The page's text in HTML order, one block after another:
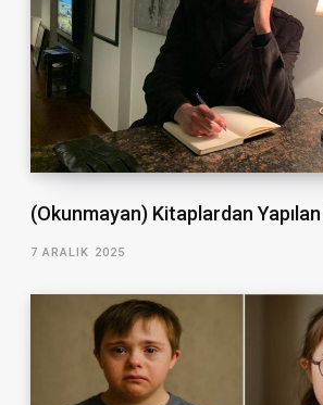
(Okunmayan) Kitaplardan Yapılan
7 ARALIK 2025